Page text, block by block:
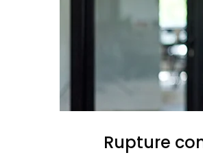
Rupture